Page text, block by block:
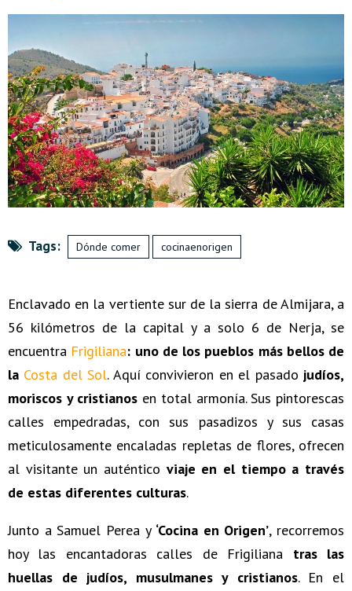
Tags: Dónde comer cocinaenorigen
Enclavado en la vertiente sur de la sierra de Almijara, a
56 kilómetros de la capital y a solo 6 de Nerja, se
encuentra Frigiliana: uno de los pueblos más bellos de
la Costa del Sol. Aquí convivieron en el pasado judíos,
moriscos y cristianos en total armonía. Sus pintorescas
calles empedradas, con sus pasadizos y sus casas
meticulosamente encaladas repletas de flores, ofrecen
al visitante un auténtico viaje en el tiempo a través
de estas diferentes culturas.
Junto a Samuel Perea y ‘Cocina en Origen’, recorremos
hoy las encantadoras calles de Frigiliana tras las
huellas de judíos, musulmanes y cristianos. En el